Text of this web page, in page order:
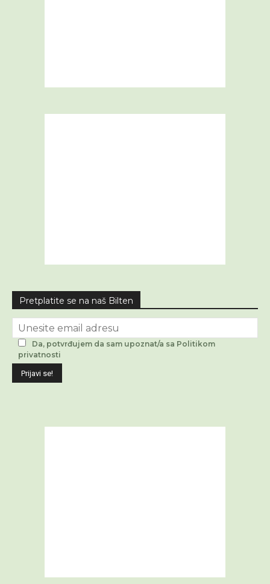
Pretplatite se na naš Bilten
Da, potvrđujem da sam upoznat/a sa Politikom
privatnosti